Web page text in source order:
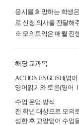
응시를 희망하는 학생
로 신청 의사를 전달해
※ 모의토익은 매월 진
해당 교과목
ACTION ENGLISH(영
영어읽기와 토론(영어
수업 운영 방식
전 학년 대상으로 모의
성한 후 교양영어 수업